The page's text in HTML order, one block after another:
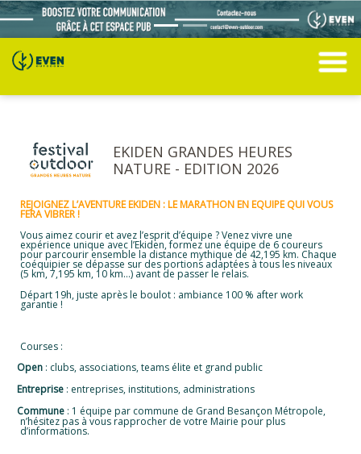
EKIDEN GRANDES HEURES
NATURE - EDITION 2026
REJOIGNEZ L’AVENTURE EKIDEN : LE MARATHON EN EQUIPE QUI VOUS
FERA VIBRER !
Vous aimez courir et avez l’esprit d’équipe ? Venez vivre une
expérience unique avec l’Ekiden, formez une équipe de 6 coureurs
pour parcourir ensemble la distance mythique de 42,195 km. Chaque
coéquipier se dépasse sur des portions adaptées à tous les niveaux
(5 km, 7,195 km, 10 km…) avant de passer le relais.
Départ 19h, juste après le boulot : ambiance 100 % after work
garantie !
Courses :
Open : clubs, associations, teams élite et grand public
Entreprise : entreprises, institutions, administrations
Commune : 1 équipe par commune de Grand Besançon Métropole,
n’hésitez pas à vous rapprocher de votre Mairie pour plus
d’informations.